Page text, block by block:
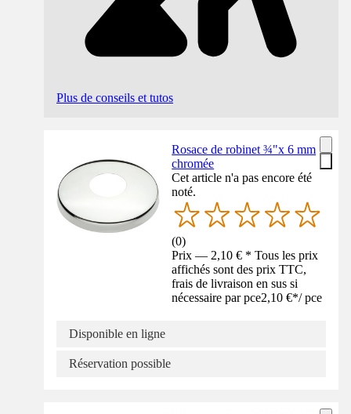
Plus de conseils et tutos
Rosace de robinet ¾"x 6 mm
chromée
Cet article n'a pas encore été
noté.
(0)
Prix — 2,10 € * Tous les prix
affichés sont des prix TTC,
frais de livraison en sus si
nécessaire par pce2,10 €*/ pce
Disponible en ligne
Réservation possible